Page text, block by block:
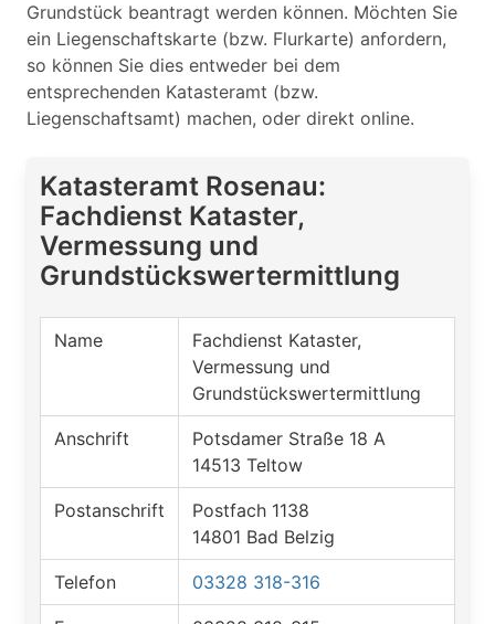
Grundstück beantragt werden können. Möchten Sie
ein Liegenschaftskarte (bzw. Flurkarte) anfordern,
so können Sie dies entweder bei dem
entsprechenden Katasteramt (bzw.
Liegenschaftsamt) machen, oder direkt online.
Katasteramt Rosenau:
Fachdienst Kataster,
Vermessung und
Grundstückswertermittlung
Name
Fachdienst Kataster,
Vermessung und
Grundstückswertermittlung
Anschrift
Potsdamer Straße 18 A
14513 Teltow
Postanschrift
Postfach 1138
14801 Bad Belzig
Telefon 03328 318-316